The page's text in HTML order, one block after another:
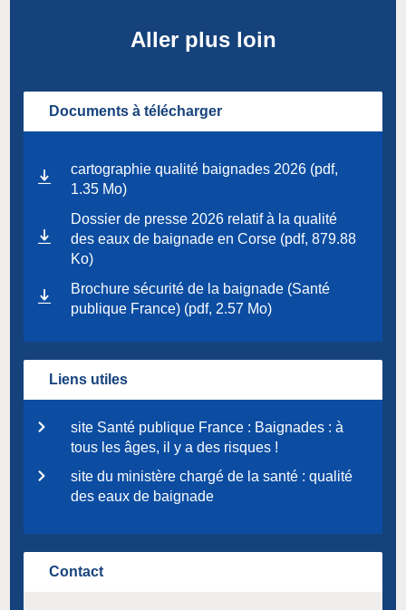
Aller plus loin
Documents à télécharger
cartographie qualité baignades 2026 (pdf,
1.35 Mo)
Dossier de presse 2026 relatif à la qualité
des eaux de baignade en Corse (pdf, 879.88
Ko)
Brochure sécurité de la baignade (Santé
publique France) (pdf, 2.57 Mo)
Liens utiles
site Santé publique France : Baignades : à
tous les âges, il y a des risques !
site du ministère chargé de la santé : qualité
des eaux de baignade
Contact